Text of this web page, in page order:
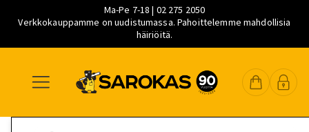
Ma-Pe 7-18 | 02 275 2050
Verkkokauppamme on uudistumassa. Pahoittelemme mahdollisia
häiriöitä.
navigointiin
sisältöön
pääsisältöön